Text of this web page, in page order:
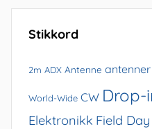
arkivet
Stikkord
2m ADX Antenne antenner
World-Wide CW Drop-
Elektronikk Field Day